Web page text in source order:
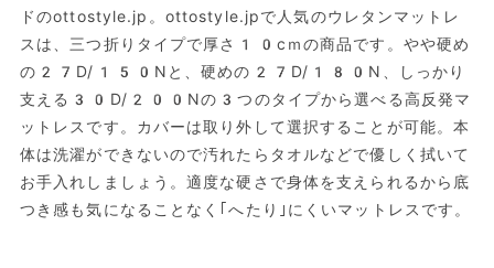
ドのottostyle.jp。ottostyle.jpで人気のウレタンマットレ
スは、三つ折りタイプで厚さ10cｍの商品です。やや硬め
の27D/150Nと、硬めの27D/180N、しっかり
支える30D/200Nの3つのタイプから選べる高反発マ
ットレスです。カバーは取り外して選択することが可能。本
体は洗濯ができないので汚れたらタオルなどで優しく拭いて
お手入れしましょう。適度な硬さで身体を支えられるから底
つき感も気になることなく｢へたり｣にくいマットレスです。